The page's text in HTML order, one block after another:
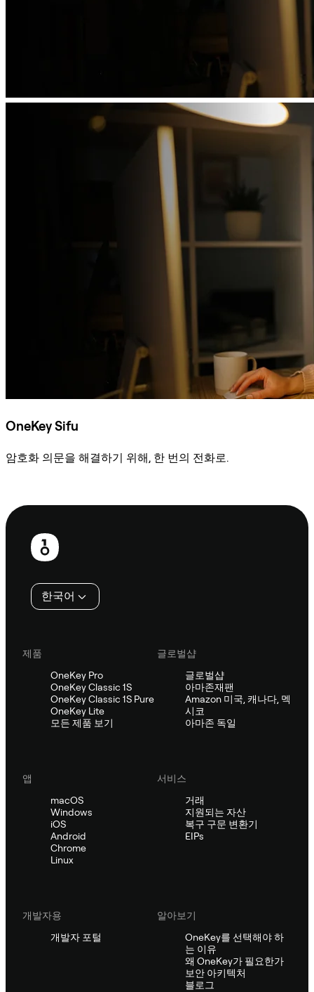
OneKey Sifu
암호화 의문을 해결하기 위해, 한 번의 전화로.
보
한국어
제품
OneKey Pro
OneKey Classic 1S
OneKey Classic 1S Pure
OneKey Lite
모든 제품 보기
글로벌샵
글로벌샵
아마존재팬
Amazon 미국, 캐나다, 멕
시코
아마존 독일
앱
macOS
Windows
iOS
Android
Chrome
Linux
서비스
거래
지원되는 자산
복구 구문 변환기
EIPs
개발자용
개발자 포털
알아보기
OneKey를 선택해야 하
는 이유
왜 OneKey가 필요한가
보안 아키텍처
블로그